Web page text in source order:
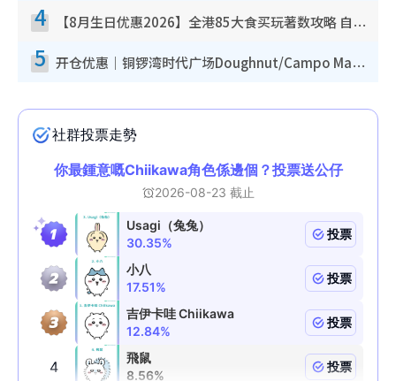
4 【8月生日优惠2026】全港85大食买玩著数攻略 自助餐/火锅放题同行免费＋诚品/DONKI送现金券
5 开仓优惠｜铜锣湾时代广场Doughnut/Campo Marzio开仓低至1折！背囊、书包、手袋劈价$200起